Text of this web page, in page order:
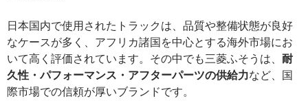
を
支
え
る
日
日本国内で使用されたトラックは、品質や整備状態が良好
なケースが多く、アフリカ諸国を中心とする海外市場にお
いて高く評価されています。その中でも三菱ふそうは、 耐
久性・パフォーマンス・アフターパーツの供給力など、国
際市場での信頼が厚いブランドです。